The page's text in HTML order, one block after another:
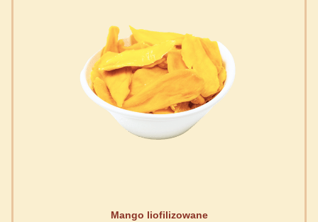
Mango liofilizowane